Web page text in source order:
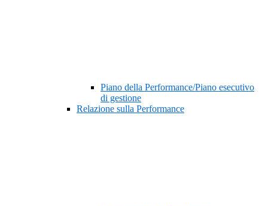
Piano della Performance/Piano esecutivo
di gestione
Relazione sulla Performance